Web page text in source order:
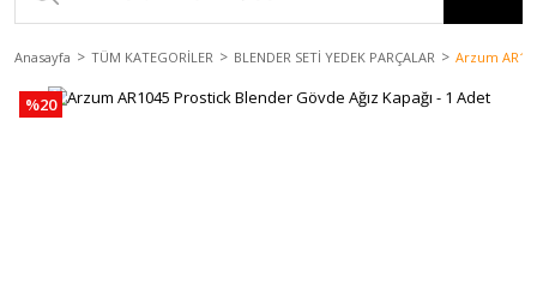
Anasayfa TÜM KATEGORİLER BLENDER SETİ YEDEK PARÇALAR Arzum
%20